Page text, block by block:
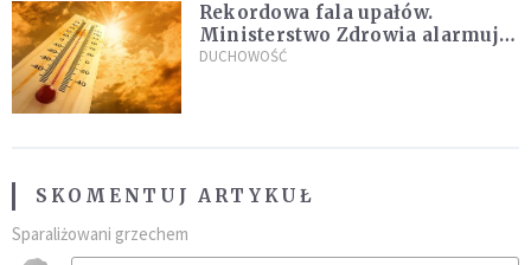
Rekordowa fala upałów.
Ministerstwo Zdrowia alarmuje
po doświadczeniach z czerwca
DUCHOWOŚĆ
SKOMENTUJ ARTYKUŁ
Sparaliżowani grzechem